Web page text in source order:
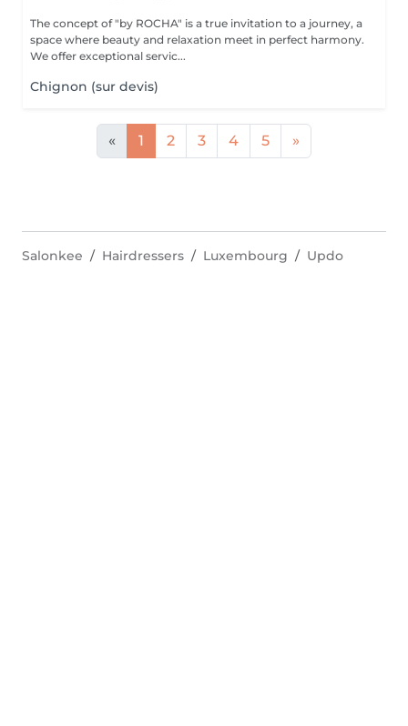
The concept of "by ROCHA" is a true invitation to a journey, a
space where beauty and relaxation meet in perfect harmony.
We offer exceptional servic...
Chignon (sur devis)
« 1 2 3 4 5 »
Salonkee Hairdressers Luxembourg Updo